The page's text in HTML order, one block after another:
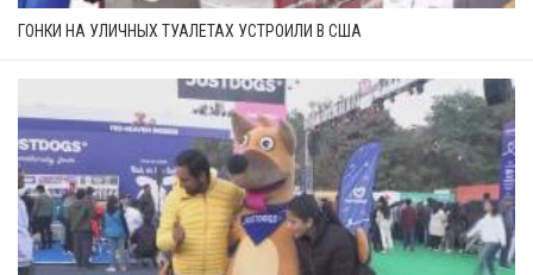
ГОНКИ НА УЛИЧНЫХ ТУАЛЕТАХ УСТРОИЛИ В США